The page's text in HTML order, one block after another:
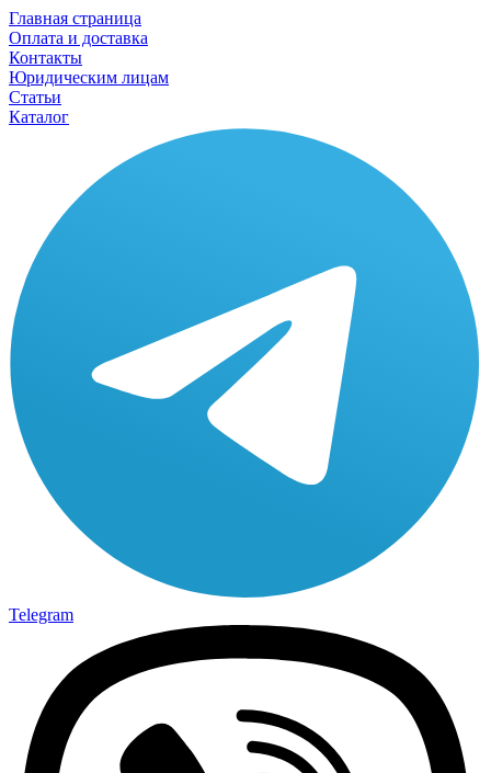
Главная страница
Оплата и доставка
Контакты
Юридическим лицам
Статьи
Каталог
Telegram